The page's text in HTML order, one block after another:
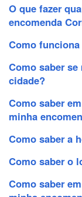
O que fazer
encomenda
Como
Como saber
cidade?
Como saber
minha
Como saber a
Como saber o
Como saber